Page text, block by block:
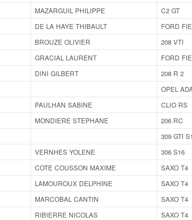
MAZARGUIL PHILIPPE C2 GT
DE LA HAYE THIBAULT FORD
BROUZE OLIVIER 208 VTI
GRACIAL LAURENT FORD
DINI GILBERT 208 R 2
OPEL
PAULHAN SABINE CLIO RS
MONDIERE STEPHANE 206 RC
309 GTI
VERNHES YOLENE 306 S16
COTE COUSSON MAXIME SAXO T4
LAMOUROUX DELPHINE SAXO T4
MARCOBAL CANTIN SAXO T4
RIBIERRE NICOLAS SAXO T4